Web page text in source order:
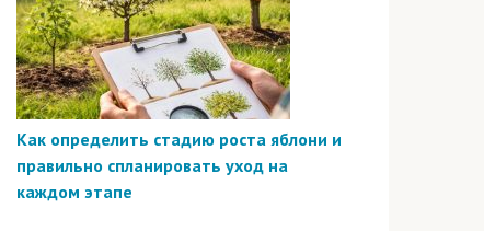
Как определить стадию роста яблони и
правильно спланировать уход на
каждом этапе